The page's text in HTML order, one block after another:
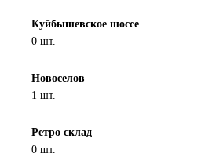
Petro Canada
REPSOL
SINTEC
Куйбышевское шоссе
0 шт.
Новоселов
1 шт.
Ретро склад
0 шт.